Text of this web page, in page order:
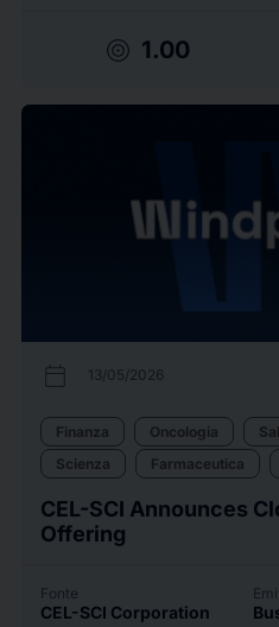
target 1.00
calendar_today 13/05/2026
Finanza Oncologia
Scienza
Farmaceutica
CEL-SCI Announces
Offering
Fonte
CEL-SCI Corporation